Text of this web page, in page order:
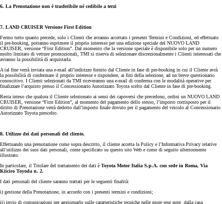
6. La Prenotazione non è trasferibile né cedibile a terzi
7. LAND CRUISER Versione First Edition
Fermo tutto quanto precede, solo i Clienti che avranno accettato i presenti Termini e Condizioni, ed effettuato
il pre-booking, potranno esprimere il proprio interesse per una edizione speciale del NUOVO LAND
CRUISER, versione “First Edition”. Dal momento che la versione speciale è disponibile solo per un numero
molto limitato di vetture promozionali, TMI si riserva di selezionare discrezionalmente i Clienti interessati che
avranno la possibilità di acquistarla.
A tal fine verrà inviata una e-mail all’indirizzo fornito dal Cliente in fase di pre-booking in cui il Cliente avrà
la possibilità di confermare il proprio interesse e rispondere, ai fini della selezione, ad un breve questionario
conoscitivo. I Clienti selezionati da TMI riceveranno una e-mail di conferma con le modalità operative per
finalizzare l’acquisto presso il Concessionario Autorizzato Toyota scelto dal Cliente in fase di pre-booking.
Resta inteso che qualora il Cliente selezionato ai sensi dei capoversi che precedono, ordini un NUOVO LAND
CRUISER, versione “First Edition”, al momento del pagamento dello stesso, l’importo corrisposto per il
diritto di Prenotazione verrà dedotto dall’importo finale dovuto per il pagamento del veicolo al Concessionario
Autorizzato Toyota prescelto.
8. Utilizzo dei dati personali del cliente.
Effettuando una prenotazione come sopra descritto, il cliente accetta la Policy e l’Informativa Privacy relative
all’utilizzo dei suoi dati personali, come specificato su questo sito Web e come di seguito ulteriormente
illustrato.
In particolare, il Titolare del trattamento dei dati è Toyota Motor Italia S.p.A. con sede in Roma, Via
Kiiciro Toyoda n. 2.
I dati personali del cliente saranno trattati per le seguenti finalità:
i) gestione della Prenotazione, in accordo con i presenti termini e condizioni;
ii) invio di comunicazioni per aggiornarlo sulle caratteristiche tecniche nelle more rese note dalla casa